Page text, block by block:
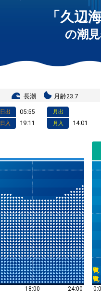
「久辺
の潮
長潮 月齢23.7
日出 05:55
日入 19:11
月出
月入
14:01
18:00 24:00